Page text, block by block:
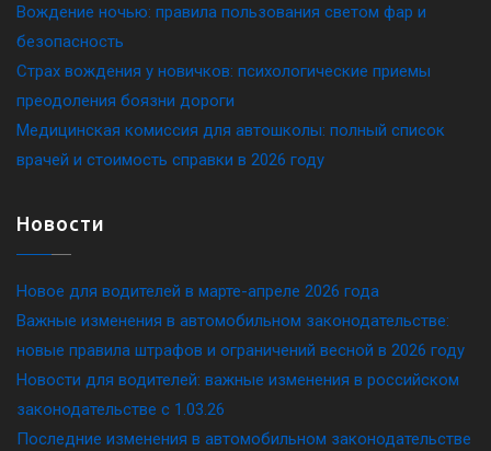
Вождение ночью: правила пользования светом фар и
безопасность
Страх вождения у новичков: психологические приемы
преодоления боязни дороги
Медицинская комиссия для автошколы: полный список
врачей и стоимость справки в 2026 году
Новости
Новое для водителей в марте-апреле 2026 года
Важные изменения в автомобильном законодательстве:
новые правила штрафов и ограничений весной в 2026 году
Новости для водителей: важные изменения в российском
законодательстве c 1.03.26
Последние изменения в автомобильном законодательстве